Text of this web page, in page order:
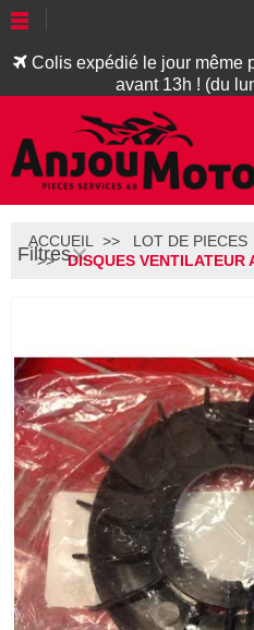
Colis expédié le jour même
avant 13h ! (du
Filtres
ACCUEIL LOT DE PIECES
DISQUES VENTILATEUR